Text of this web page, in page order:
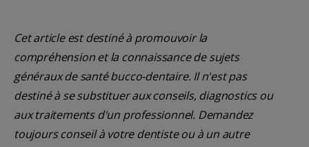
Cet article est destiné à promouvoir la
compréhension et la connaissance de sujets
généraux de santé bucco-dentaire. Il n'est pas
destiné à se substituer aux conseils, diagnostics ou
aux traitements d'un professionnel. Demandez
toujours conseil à votre dentiste ou à un autre